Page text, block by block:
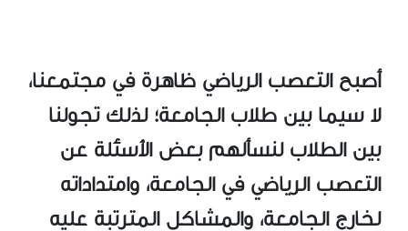
أصبح التعصب الرياضي ظاهرة في مجتمعنا،
لا سيما بين طلاب الجامعة؛ لذلك تجولنا
بين الطلاب لنسألهم بعض الأسئلة عن
التعصب الرياضي في الجامعة، وامتداداته
لخارج الجامعة، والمشاكل المترتبة عليه